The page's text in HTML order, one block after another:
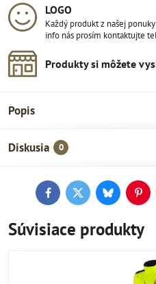
LOGO
Každý produkt z našej
info nás prosím kontaktujte
Produkty si môžete
Popis
Diskusia 0
FacebookTwitterBluesky
Súvisiace produkty